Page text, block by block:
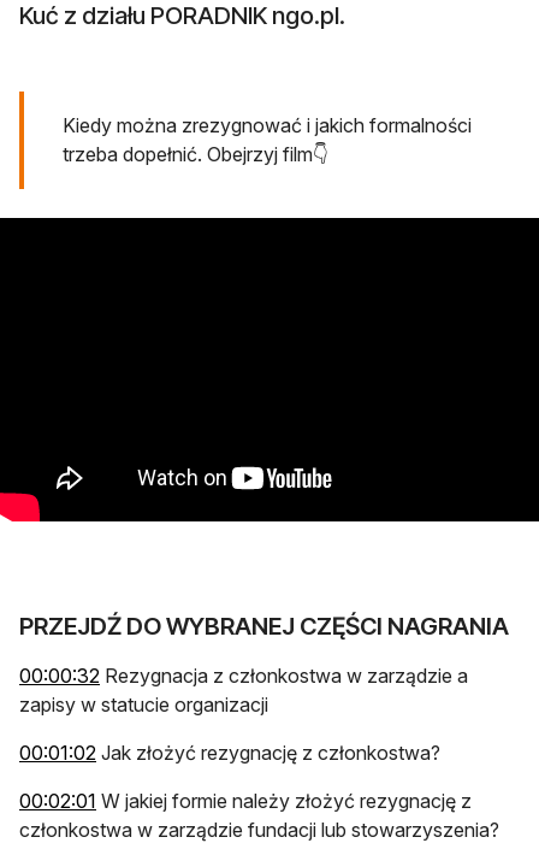
Kuć z działu PORADNIK ngo.pl.
Kiedy można zrezygnować i jakich formalności
trzeba dopełnić. Obejrzyj film👇
PRZEJDŹ DO WYBRANEJ CZĘŚCI NAGRANIA
00:00:32 otwiera się w nowej karcie
Rezygnacja z członkostwa w zarządzie a
zapisy w statucie organizacji
00:01:02 otwiera się w nowej karcie
Jak złożyć rezygnację z członkostwa?
00:02:01 otwiera się w nowej karcie
W jakiej formie należy złożyć rezygnację z
członkostwa w zarządzie fundacji lub stowarzyszenia?